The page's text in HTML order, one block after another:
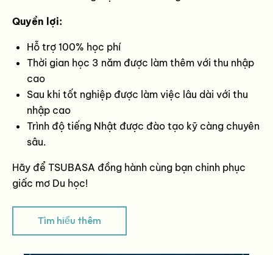
Quyền lợi:
Hỗ trợ 100% học phí
Thời gian học 3 năm được làm thêm với thu nhập
cao
Sau khi tốt nghiệp được làm việc lâu dài với thu
nhập cao
Trình độ tiếng Nhật được đào tạo kỹ càng chuyên
sâu.
Hãy để TSUBASA đồng hành cùng bạn chinh phục
giấc mơ Du học!
Tìm hiểu thêm